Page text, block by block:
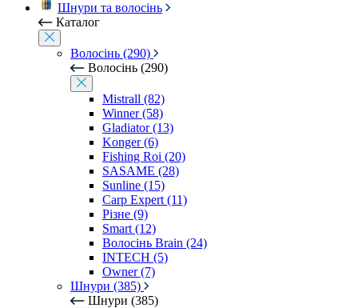
Шнури та волосінь
Каталог
Волосінь (290)
Волосінь (290)
Mistrall (82)
Winner (58)
Gladiator (13)
Konger (6)
Fishing Roi (20)
SASAME (28)
Sunline (15)
Carp Expert (11)
Різне (9)
Smart (12)
Волосінь Brain (24)
INTECH (5)
Owner (7)
Шнури (385)
Шнури (385)